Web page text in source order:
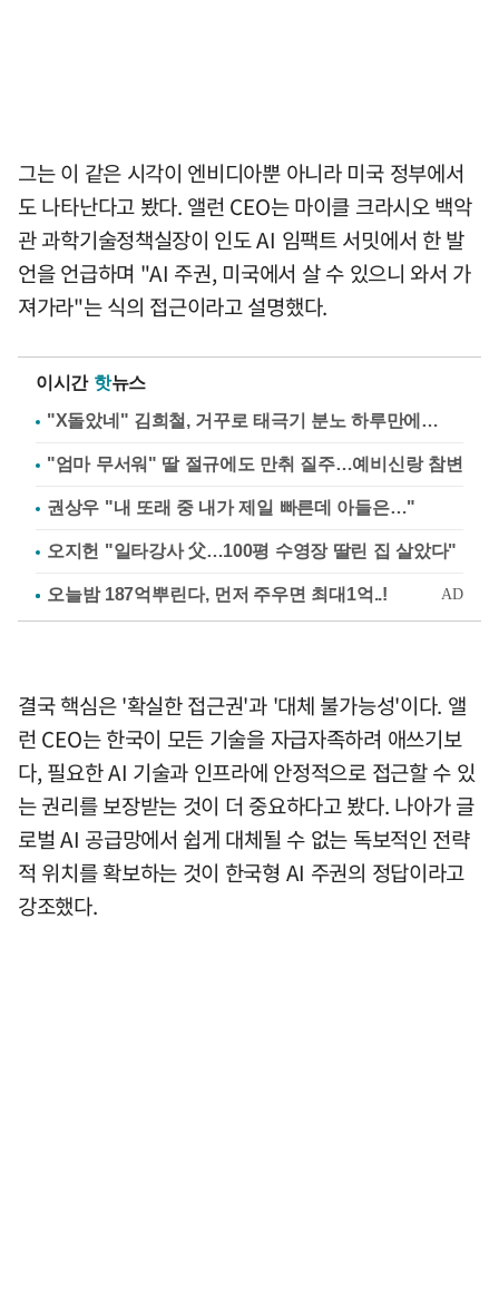
그는 이 같은 시각이 엔비디아뿐 아니라 미국 정부에서
도 나타난다고 봤다. 앨런 CEO는 마이클 크라시오 백악
관 과학기술정책실장이 인도 AI 임팩트 서밋에서 한 발
언을 언급하며 "AI 주권, 미국에서 살 수 있으니 와서 가
져가라"는 식의 접근이라고 설명했다.
이시간 핫뉴스
"X돌았네" 김희철, 거꾸로 태극기 분노 하루만에…
"엄마 무서워" 딸 절규에도 만취 질주…예비신랑 참변
권상우 "내 또래 중 내가 제일 빠른데 아들은…"
오지헌 "일타강사 父…100평 수영장 딸린 집 살았다"
결국 핵심은 '확실한 접근권'과 '대체 불가능성'이다. 앨
런 CEO는 한국이 모든 기술을 자급자족하려 애쓰기보
다, 필요한 AI 기술과 인프라에 안정적으로 접근할 수 있
는 권리를 보장받는 것이 더 중요하다고 봤다. 나아가 글
로벌 AI 공급망에서 쉽게 대체될 수 없는 독보적인 전략
적 위치를 확보하는 것이 한국형 AI 주권의 정답이라고
강조했다.